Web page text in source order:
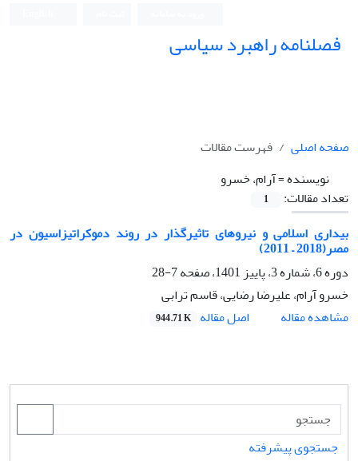
فصلنامه راهبرد سیاسی
صفحه اصلی
فهرست مقالات
نویسنده =آرام، خسرو
تعداد مقالات:
1
بیداری اسلامی و نیروهای تاثیرگذار در روند دموکراتیزاسیون در
مصر(2018 – 2011)
دوره 6، شماره 3، پاییز 1401، صفحه
7-28
خسرو آرام، علیرضا رضایی، قاسم ترابی
مشاهده مقاله
اصل مقاله 944.71 K
جستجوی پیشرفته